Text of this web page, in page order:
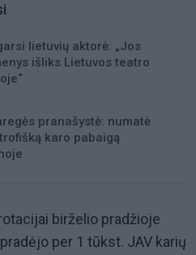
lietuvių aktorė: „Jos
išliks Lietuvos teatro
pranašystė: numatė
karo pabaigą
birželio pradžioje
per 1 tūkst. JAV karių